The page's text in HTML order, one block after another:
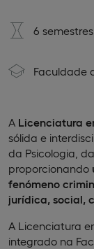
6
Faculdade
A Licenciatura
sólida e
da Psicologia,
proporcionando
fenómeno
jurídica, social,
A Licenciatura
integrado na